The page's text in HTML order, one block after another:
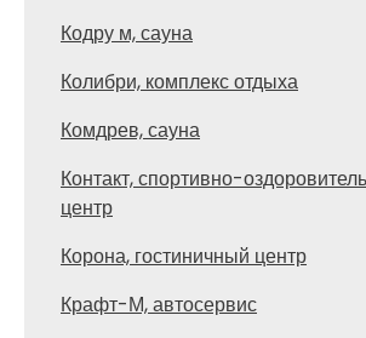
Кодру м, сауна
Колибри, комплекс отдыха
Комдрев, сауна
Контакт, спортивно-
центр
Корона, гостиничный центр
Крафт-М, автосервис